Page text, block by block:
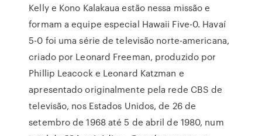
Kelly e Kono Kalakaua estão nessa missão e
formam a equipe especial Hawaii Five-0. Havaí
5-0 foi uma série de televisão norte-americana,
criado por Leonard Freeman, produzido por
Phillip Leacock e Leonard Katzman e
apresentado originalmente pela rede CBS de
televisão, nos Estados Unidos, de 26 de
setembro de 1968 até 5 de abril de 1980, num